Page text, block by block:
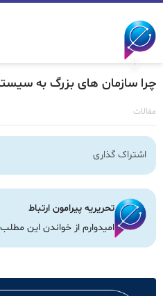
چرا سازمان‌ های بزرگ به
مقالات
اشتراک گذاری
تحریریه پیرامون ارتباط
امیدوارم از خواندن این